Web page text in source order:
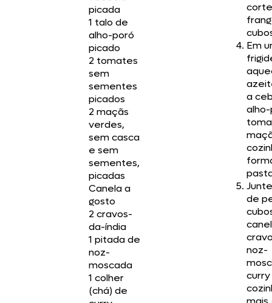
picada
1 talo de
alho-poró
picado
2 tomates
sem
sementes
picados
2 maçãs
verdes,
sem casca
e sem
sementes,
picadas
Canela a
gosto
2 cravos-
da-índia
1 pitada de
noz-
moscada
1 colher
(chá) de
Em
a
de
noz-